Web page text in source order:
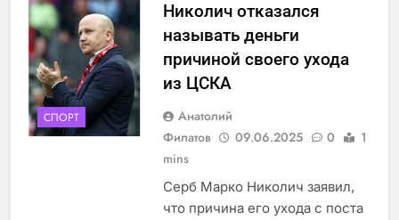
СПОРТ
Николич отказался
называть деньги
причиной своего ухода
из ЦСКА
Анатолий
Филатов
09.06.2025 0
1
mins
Серб Марко Николич заявил,
что причина его ухода с поста